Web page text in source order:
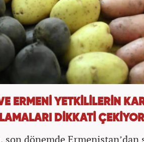
ERMENİ YETKİLİLERİN
DİKKATİ ÇEKİYOR